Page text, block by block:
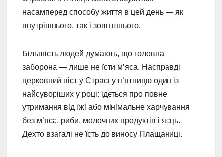
насамперед способу життя в цей день — як
внутрішнього, так і зовнішнього.
Більшість людей думають, що головна
заборона — лише не їсти м’яса. Насправді
церковний піст у Страсну п’ятницю один із
найсуворіших у році: ідеться про повне
утримання від їжі або мінімальне харчування
без м’яса, риби, молочних продуктів і яєць.
Дехто взагалі не їсть до виносу Плащаниці.